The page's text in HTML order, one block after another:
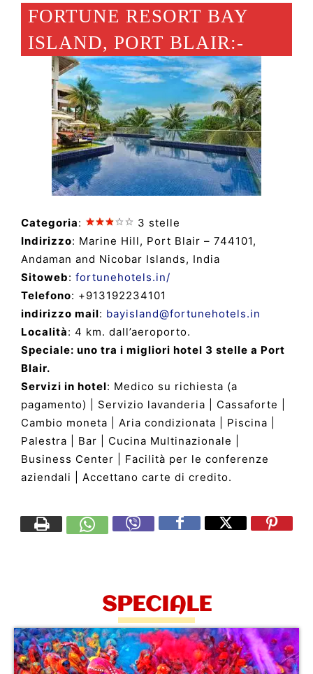
FORTUNE RESORT BAY
ISLAND, PORT BLAIR:-
Categoria:
3 stelle
Indirizzo: Marine Hill, Port Blair – 744101,
Andaman and Nicobar Islands, India
Sitoweb: fortunehotels.in/
Telefono: +913192234101
indirizzo mail: bayisland@fortunehotels.in
Località: 4 km. dall’aeroporto.
Speciale: uno tra i migliori hotel 3 stelle a Port
Blair.
Servizi in hotel: Medico su richiesta (a
pagamento) | Servizio lavanderia | Cassaforte |
Cambio moneta | Aria condizionata | Piscina |
Palestra | Bar | Cucina Multinazionale |
Business Center | Facilità per le conferenze
aziendali | Accettano carte di credito.
SPECIALE